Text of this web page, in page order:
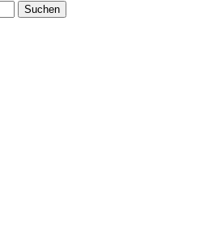
Suchen